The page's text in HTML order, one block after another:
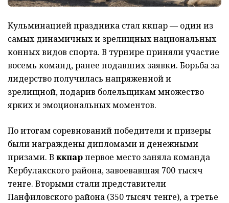
Кульминацией праздника стал көкпар — один из
самых динамичных и зрелищных национальных
конных видов спорта. В турнире приняли участие
восемь команд, ранее подавших заявки. Борьба за
лидерство получилась напряженной и
зрелищной, подарив болельщикам множество
ярких и эмоциональных моментов.
По итогам соревнований победители и призеры
были награждены дипломами и денежными
призами. В көкпарпервое место заняла команда
Кербулакского района, завоевавшая 700 тысяч
тенге. Вторыми стали представители
Панфиловского района (350 тысяч тенге), а третье